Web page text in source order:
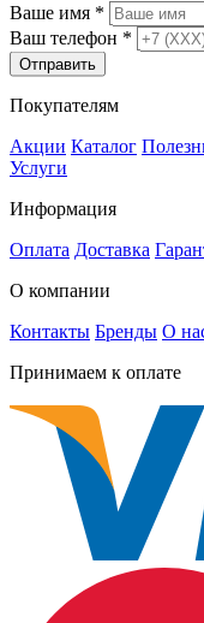
Ваше имя *
Ваш телефон *
Отправить
Покупателям
Акции Каталог
Услуги
Информация
Оплата Доставка
О компании
Контакты Бренды О
Принимаем к оплате